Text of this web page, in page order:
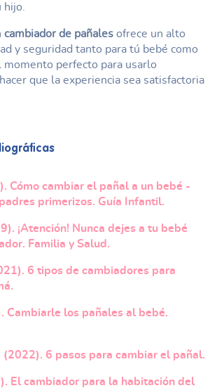
cambiador de pañales ofrece un alto
y seguridad tanto para tú bebé como
momento perfecto para usarlo
que la experiencia sea satisfactoria
Cómo cambiar el pañal a un bebé -
primerizos. Guía Infantil.
¡Atención! Nunca dejes a tu bebé
Familia y Salud.
6 tipos de cambiadores para
Cambiarle los pañales al bebé.
(2022). 6 pasos para cambiar el pañal.
El cambiador para la habitación del